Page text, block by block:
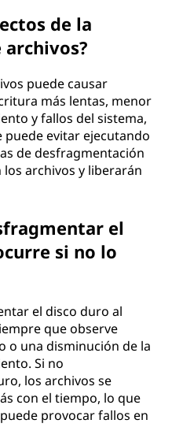
de la
puede causar
más lentas, menor
y fallos del sistema,
evitar ejecutando
de desfragmentación
archivos y liberarán
el
si no lo
el disco duro al
que observe
o una disminución de la
Si no
los archivos se
con el tiempo, lo que
provocar fallos en